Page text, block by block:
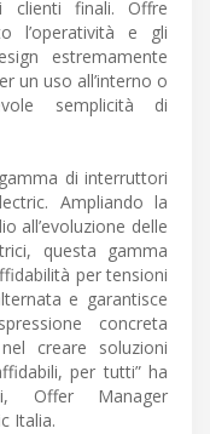
clienti finali. Offre
l’operatività e gli
estremamente
un uso all’interno o
semplicità di
di interruttori
Ampliando la
all’evoluzione delle
questa gamma
per tensioni
e garantisce
concreta
creare soluzioni
per tutti” ha
Offer Manager
Italia.